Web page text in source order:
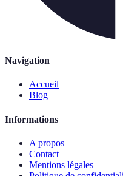
Navigation
Accueil
Blog
Informations
A propos
Contact
Mentions légales